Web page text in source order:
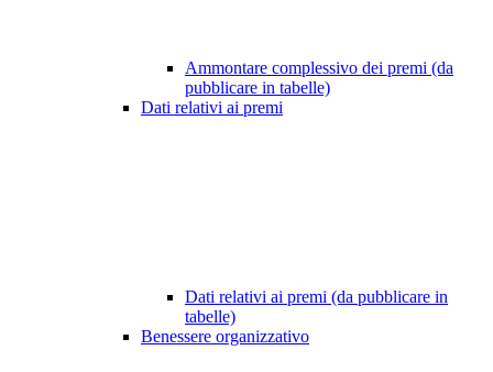
Ammontare complessivo dei premi (da
pubblicare in tabelle)
Dati relativi ai premi
Dati relativi ai premi (da pubblicare in
tabelle)
Benessere organizzativo